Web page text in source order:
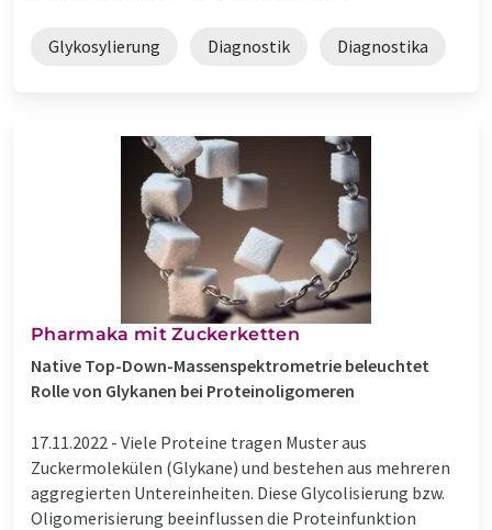
Glykosylierung Diagnostik Diagnostika
Pharmaka mit Zuckerketten
Native Top-Down-Massenspektrometrie beleuchtet
Rolle von Glykanen bei Proteinoligomeren
17.11.2022 - Viele Proteine tragen Muster aus
Zuckermolekülen (Glykane) und bestehen aus mehreren
aggregierten Untereinheiten. Diese Glycolisierung bzw.
Oligomerisierung beeinflussen die Proteinfunktion